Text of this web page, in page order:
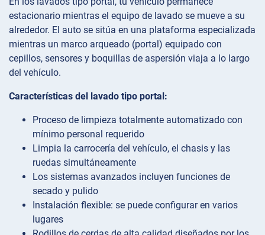
estacionario mientras el equipo de lavado se mueve a su
alrededor. El auto se sitúa en una plataforma especializada
mientras un marco arqueado (portal) equipado con
cepillos, sensores y boquillas de aspersión viaja a lo largo
del vehículo.
Características del lavado tipo portal:
Proceso de limpieza totalmente automatizado con
mínimo personal requerido
Limpia la carrocería del vehículo, el chasis y las
ruedas simultáneamente
Los sistemas avanzados incluyen funciones de
secado y pulido
Instalación flexible: se puede configurar en varios
lugares